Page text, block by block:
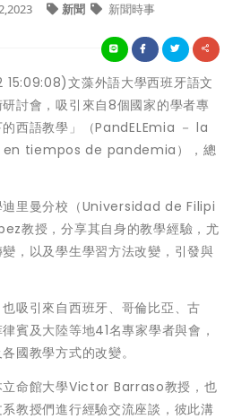
新聞 新聞時事
15:09:08)文藻外語大學西班牙語文
討會，吸引來自8個國家的學者專
西語教學」（PandELEmia － la
tiempos de pandemia），總
迪里曼分校（Universidad de Filipi
教授，分享其自身的教學經驗，尤
，以及學生學習方法改變，引發與
吸引來自西班牙、哥倫比亞、古
賓及大陸等地41名專家學者與會，
國教學方式的改變。
立命館大學Victor Barraso教授，也
教授們進行經驗交流座談，彼此溝